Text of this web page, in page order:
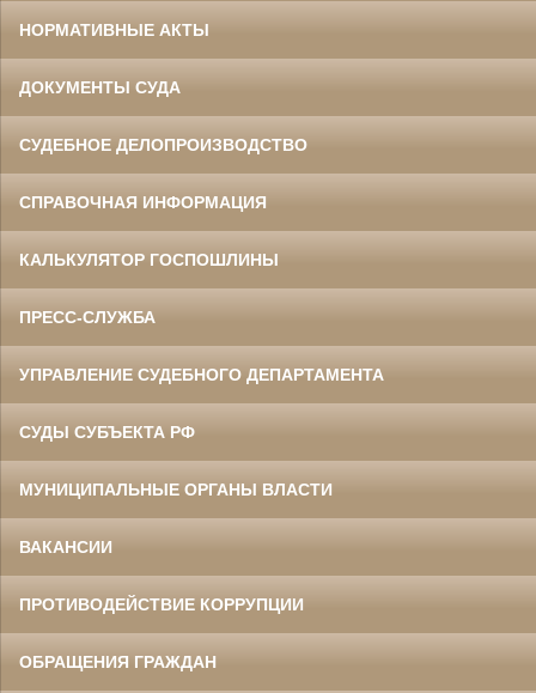
НОРМАТИВНЫЕ АКТЫ
ДОКУМЕНТЫ СУДА
СУДЕБНОЕ ДЕЛОПРОИЗВОДСТВО
СПРАВОЧНАЯ ИНФОРМАЦИЯ
КАЛЬКУЛЯТОР ГОСПОШЛИНЫ
ПРЕСС-СЛУЖБА
УПРАВЛЕНИЕ СУДЕБНОГО ДЕПАРТАМЕНТА
СУДЫ СУБЪЕКТА РФ
МУНИЦИПАЛЬНЫЕ ОРГАНЫ ВЛАСТИ
ВАКАНСИИ
ПРОТИВОДЕЙСТВИЕ КОРРУПЦИИ
ОБРАЩЕНИЯ ГРАЖДАН